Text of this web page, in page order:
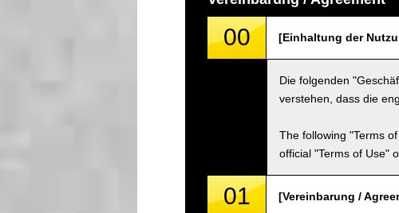
00 [Einhaltung der
Die folgenden
verstehen, dass die
The following "Terms
official "Terms of Use"
01 [Vereinbarung /